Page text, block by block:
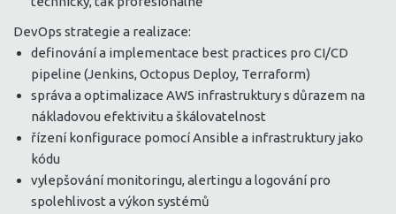
DevOps strategie a realizace:
definování a implementace best practices pro CI/CD
pipeline (Jenkins, Octopus Deploy, Terraform)
správa a optimalizace AWS infrastruktury s důrazem na
nákladovou efektivitu a škálovatelnost
řízení konfigurace pomocí Ansible a infrastruktury jako
kódu
vylepšování monitoringu, alertingu a logování pro
spolehlivost a výkon systémů